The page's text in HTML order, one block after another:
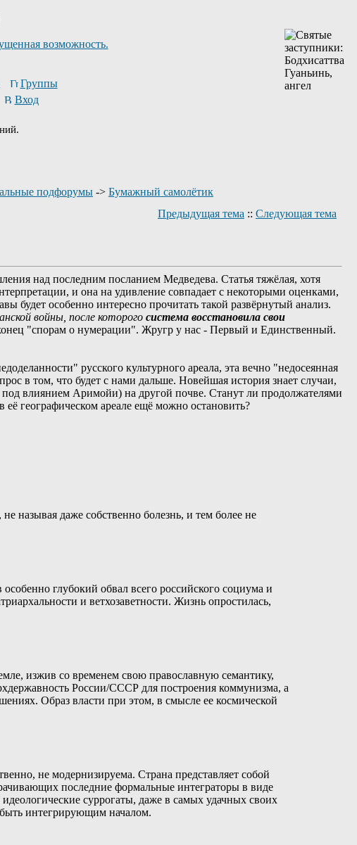
возможность.
Группы
Вход
подфорумы -> Бумажный самолётик
Предыдущая тема :: Следующая тема
над последним посланием Медведева. Статья тяжёлая, хотя
и она на удивление совпадает с некоторыми оценками,
особенно интересно прочитать такой развёрнутый анализ.
войны, после которого система восстановила свои
"спорам о нумерации". Жругр у нас - Первый и Единственный.
русского культурного ареала, эта вечно "недосеянная
в том, что будет с нами дальше. Новейшая история знает случаи,
под влиянием Аримойи) на другой почве. Станут ли продолжателями
географическом ареале ещё можно остановить?
называя даже собственно болезнь, и тем более не
глубокий обвал всего российского социума и
и ветхозаветности. Жизнь опростилась,
изжив со временем свою православную семантику,
России/СССР для построения коммунизма, а
Образ власти при этом, в смысле ее космической
не модернизируема. Страна представляет собой
последние формальные интеграторы в виде
суррогаты, даже в самых удачных своих
интегрирующим началом.